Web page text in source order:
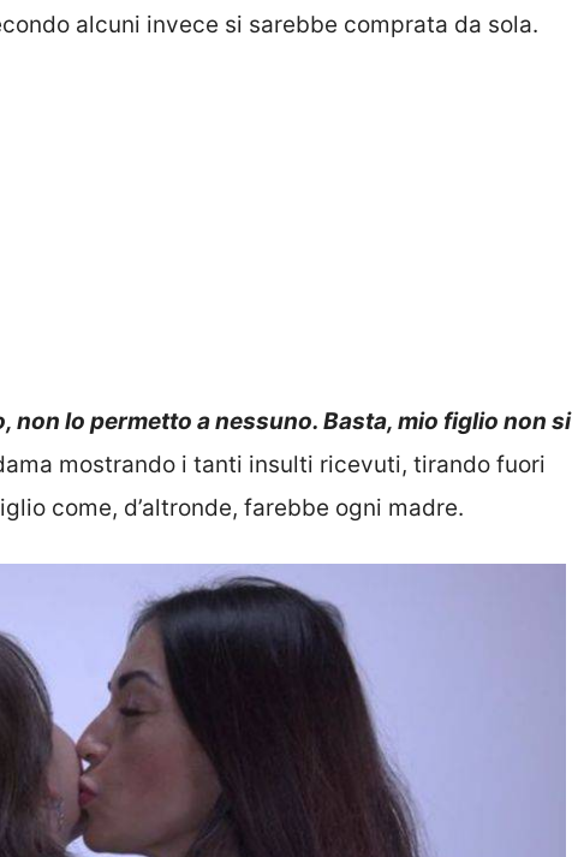
alcuni invece si sarebbe comprata da sola.
non lo permetto a nessuno. Basta, mio figlio non si
mostrando i tanti insulti ricevuti, tirando fuori
come, d’altronde, farebbe ogni madre.